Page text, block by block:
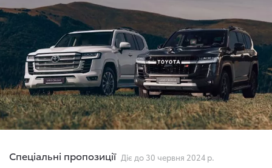
Спеціальні пропозиції Діє до 30 червня 2024 р.